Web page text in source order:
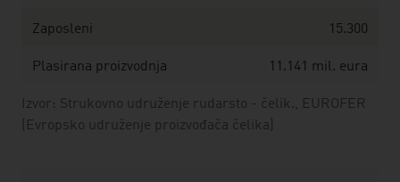
Izvor: Strukovno udruženje rudarsto - čelik., EUROFER
(Evropsko udruženje proizvođača čelika)
Zaposleni 15.300
Plasirana proizvodnja 11.141 mil. eura